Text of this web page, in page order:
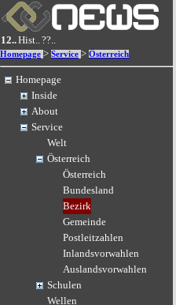
12..Hist..??..
Homepage > Service > Österreich
Homepage
Inside
About
Service
Welt
Österreich
Österreich
Bundesland
Bezirk
Gemeinde
Postleitzahlen
Inlandsvorwahlen
Auslandsvorwahlen
Schulen
Wellen